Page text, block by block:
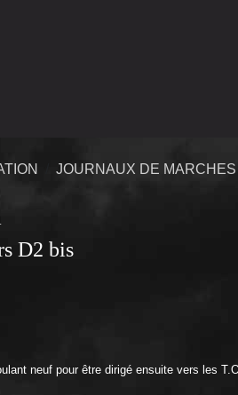
JOURNAUX DE
D2 bis
neuf pour être dirigé ensuite vers les